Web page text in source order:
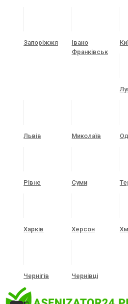
Запоріжжя
Івано
Франківськ
Львів Миколаїв
Рівне Суми
Харків Херсон
Чернігів Чернівці